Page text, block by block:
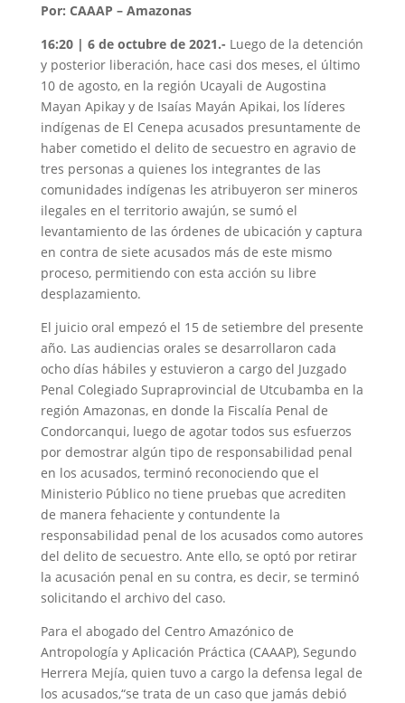
Por: CAAAP – Amazonas
16:20 | 6 de octubre de 2021.- Luego de la detención
y posterior liberación, hace casi dos meses, el último
10 de agosto, en la región Ucayali de Augostina
Mayan Apikay y de Isaías Mayán Apikai, los líderes
indígenas de El Cenepa acusados presuntamente de
haber cometido el delito de secuestro en agravio de
tres personas a quienes los integrantes de las
comunidades indígenas les atribuyeron ser mineros
ilegales en el territorio awajún, se sumó el
levantamiento de las órdenes de ubicación y captura
en contra de siete acusados más de este mismo
proceso, permitiendo con esta acción su libre
desplazamiento.
El juicio oral empezó el 15 de setiembre del presente
año. Las audiencias orales se desarrollaron cada
ocho días hábiles y estuvieron a cargo del Juzgado
Penal Colegiado Supraprovincial de Utcubamba en la
región Amazonas, en donde la Fiscalía Penal de
Condorcanqui, luego de agotar todos sus esfuerzos
por demostrar algún tipo de responsabilidad penal
en los acusados, terminó reconociendo que el
Ministerio Público no tiene pruebas que acrediten
de manera fehaciente y contundente la
responsabilidad penal de los acusados como autores
del delito de secuestro. Ante ello, se optó por retirar
la acusación penal en su contra, es decir, se terminó
solicitando el archivo del caso.
Para el abogado del Centro Amazónico de
Antropología y Aplicación Práctica (CAAAP), Segundo
Herrera Mejía, quien tuvo a cargo la defensa legal de
los acusados,“se trata de un caso que jamás debió